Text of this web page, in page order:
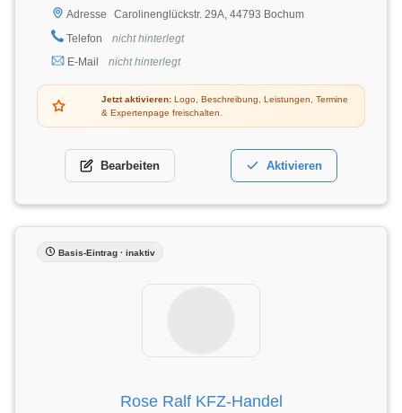
Adresse
Carolinenglückstr. 29A, 44793 Bochum
Telefon
nicht hinterlegt
E-Mail
nicht hinterlegt
Jetzt aktivieren: Logo, Beschreibung, Leistungen, Termine
& Expertenpage freischalten.
Bearbeiten Aktivieren
Basis-Eintrag · inaktiv
Rose Ralf KFZ-Handel